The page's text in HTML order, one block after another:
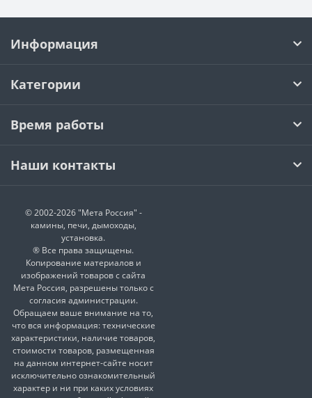
Информация
Категории
Время работы
Наши контакты
© 2002-2026 "Мета Россия" -
камины, печи, дымоходы,
установка.
® Все права защищены.
Копирование материалов и
изображений товаров с сайта
Мета Россия, разрешены только с
согласия администрации.
Обращаем ваше внимание на то,
что вся информация: технические
характеристики, наличие товаров,
стоимости товаров, размещенная
на данном интернет-сайте носит
исключительно ознакомительный
характер и ни при каких условиях